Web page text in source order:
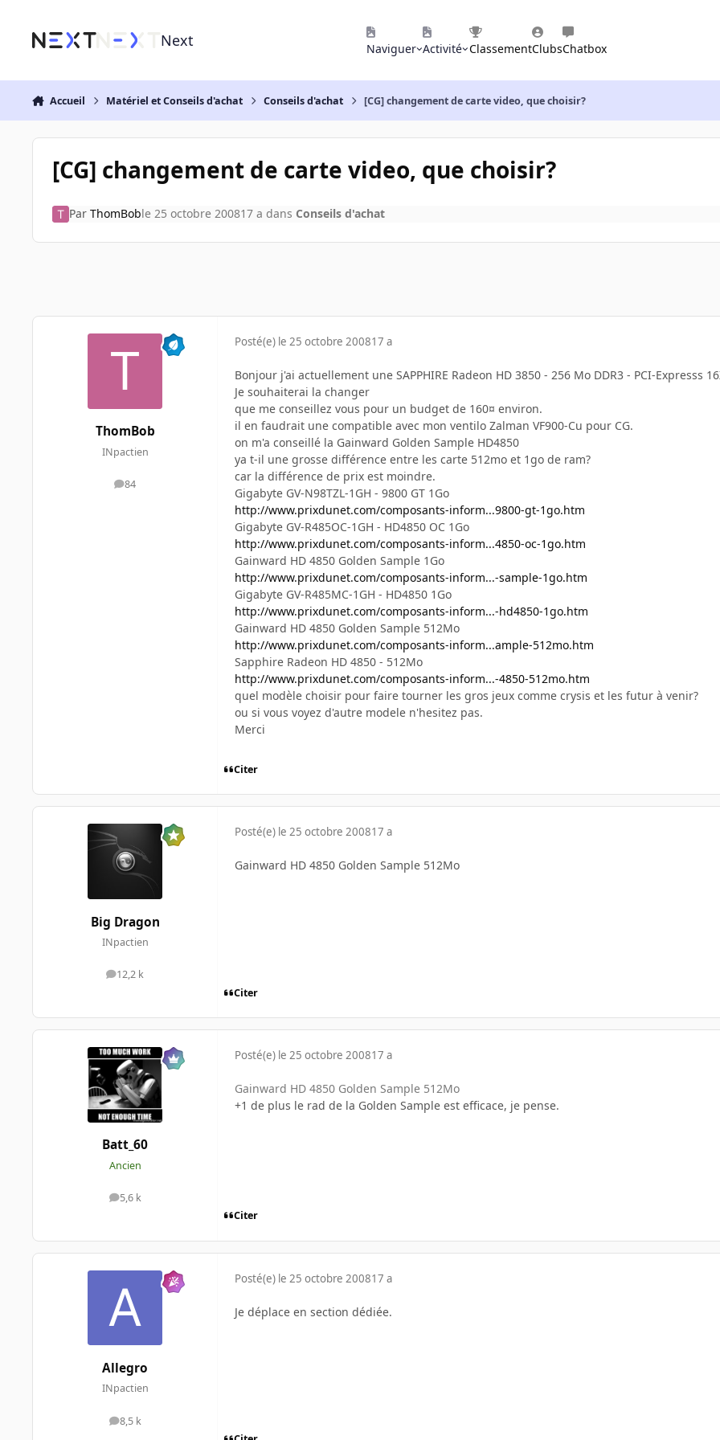
Next Naviguer Activité ClassementClubsChatbox
Accueil Matériel et Conseils d'achat Conseils d'achat [CG] changement de carte video, que choisir?
[CG] changement de carte video, que choisir?
Par ThomBoble 25 octobre 200817 a dans Conseils d'achat
ThomBob
INpactien
84
messages
Posté(e) le 25 octobre 200817 a
Bonjour j'ai actuellement une SAPPHIRE Radeon HD 3850 - 256 Mo DDR3 - PCI-Expresss
Je souhaiterai la changer
que me conseillez vous pour un budget de 160¤ environ.
il en faudrait une compatible avec mon ventilo Zalman VF900-Cu pour CG.
on m'a conseillé la Gainward Golden Sample HD4850
ya t-il une grosse différence entre les carte 512mo et 1go de ram?
car la différence de prix est moindre.
Gigabyte GV-N98TZL-1GH - 9800 GT 1Go
http://www.prixdunet.com/composants-inform...9800-gt-1go.htm
Gigabyte GV-R485OC-1GH - HD4850 OC 1Go
http://www.prixdunet.com/composants-inform...4850-oc-1go.htm
Gainward HD 4850 Golden Sample 1Go
http://www.prixdunet.com/composants-inform...-sample-1go.htm
Gigabyte GV-R485MC-1GH - HD4850 1Go
http://www.prixdunet.com/composants-inform...-hd4850-1go.htm
Gainward HD 4850 Golden Sample 512Mo
http://www.prixdunet.com/composants-inform...ample-512mo.htm
Sapphire Radeon HD 4850 - 512Mo
http://www.prixdunet.com/composants-inform...-4850-512mo.htm
quel modèle choisir pour faire tourner les gros jeux comme crysis et les futur à venir?
ou si vous voyez d'autre modele n'hesitez pas.
Merci
Citer
Big Dragon
INpactien
12,2 k
messages
Posté(e) le 25 octobre 200817 a
Gainward HD 4850 Golden Sample 512Mo
Citer
Batt_60
Ancien
5,6 k
messages
Posté(e) le 25 octobre 200817 a
Gainward HD 4850 Golden Sample 512Mo
+1 de plus le rad de la Golden Sample est efficace, je pense.
Citer
Allegro
INpactien
8,5 k
messages
Posté(e) le 25 octobre 200817 a
Je déplace en section dédiée.